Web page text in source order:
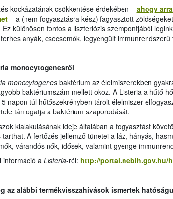
kockázatának csökkentése érdekében –ahogy
– a (nem fogyasztásra kész) fagyasztott
Ez különösen fontos a liszteriózis szempontjából
anyák, csecsemők, legyengült immunrendszerű
monocytogenesről
monocytogenesbaktérium az élelmiszerekben
baktériumszám mellett okoz. A Listeria a hűtő
5 napon túl hűtőszekrényben tárolt élelmiszer
támogatja a baktérium szaporodását.
kialakulásának ideje általában a fogyasztást
tarthat. A fertőzés jellemző tünetei a láz, hányás,
várandós nők, idősek, valamint gyenge
információ a Listeria-ról: http://portal.nebih.gov.hu/
az alábbi termékvisszahívások ismertek